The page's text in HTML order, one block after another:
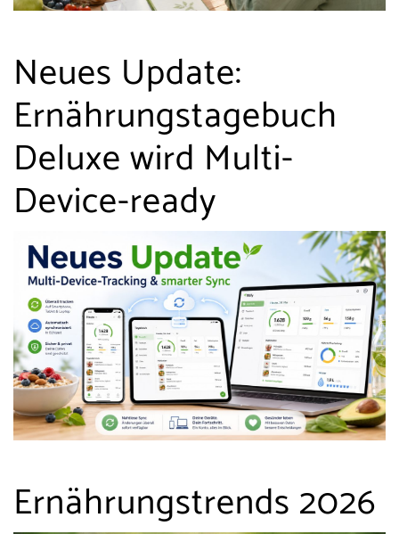
Neues Update:
Ernährungstagebuch
Deluxe wird Multi-
Device-ready
Ernährungstrends 2026